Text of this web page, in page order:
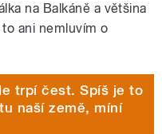
na Balkáně a většina
ani nemluvím o
trpí čest. Spíš je to
naší země, míní